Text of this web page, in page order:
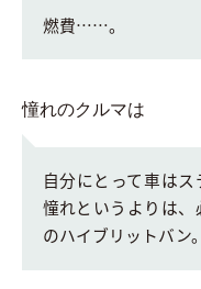
燃費……。
憧れのクルマは
自分にとって車はス
憧れというよりは
のハイブリットバン。